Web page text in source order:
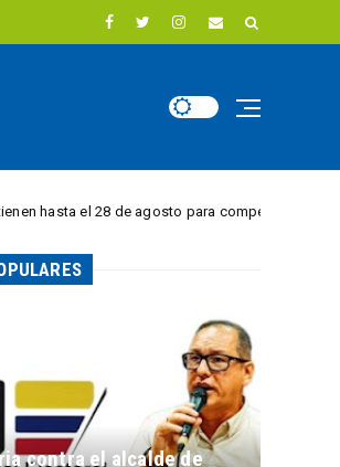
de agosto para competir por 10.000 euros en
contra el alcalde de